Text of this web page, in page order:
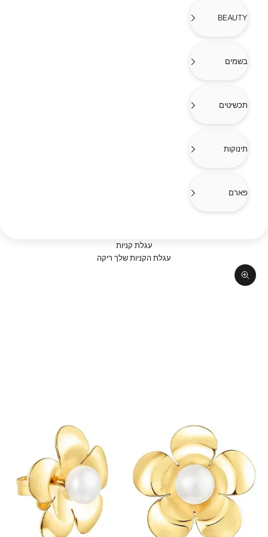
BEAUTY
בשמים
תכשיטים
תינוקות
פארם
עגלת קניות
עגלת הקניות שלך ריקה
תקריב